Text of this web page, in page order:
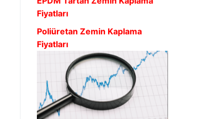
Fiyatları
Poliüretan Zemin Kaplama
Fiyatları